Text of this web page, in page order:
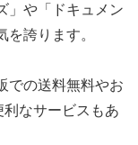
」や「ドキュメン
誇ります。
での送料無料やお
なサービスもあ